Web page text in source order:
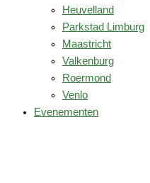
Heuvelland
Parkstad Limburg
Maastricht
Valkenburg
Roermond
Venlo
Evenementen